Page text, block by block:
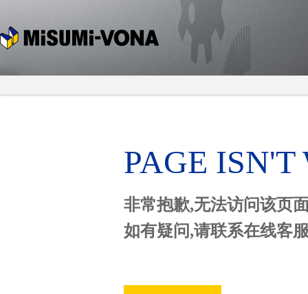
PAGE
非常抱歉,无法访问该页
如有疑问,请联系在线客